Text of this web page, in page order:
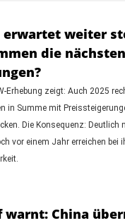
weiter
die nächsten
Erhebung zeigt: Auch 2025
in Summe mit
Die Konsequenz: Deutlich
vor einem Jahr erreichen bei
warnt: China